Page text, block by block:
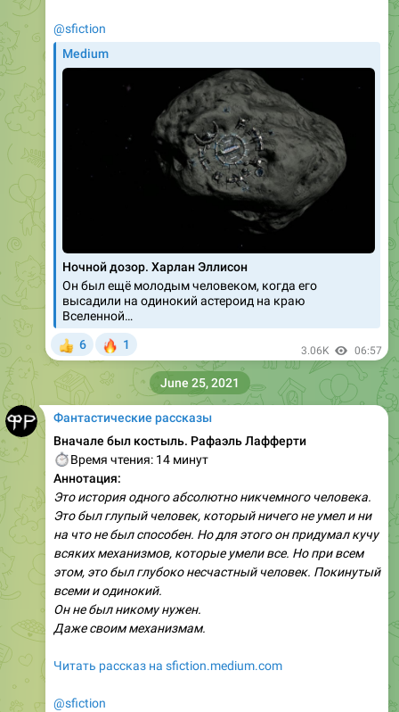
@sfiction
Medium
Ночной дозор. Харлан Эллисон
Он был ещё молодым человеком, когда его
высадили на одинокий астероид на краю
Вселенной…
6 1 3.06K 06:57
Фантастические рассказы
Вначале был костыль. Рафаэль Лафферти
Время чтения: 14 минут
Аннотация:
Это история одного абсолютно никчемного человека.
Это был глупый человек, который ничего не умел и ни
на что не был способен. Но для этого он придумал кучу
всяких механизмов, которые умели все. Но при всем
этом, это был глубоко несчастный человек. Покинутый
всеми и одинокий.
Он не был никому нужен.
Даже своим механизмам.
Читать рассказ на sfiction.medium.com
@sfiction
June 25, 2021